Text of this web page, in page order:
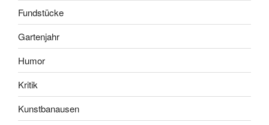
Fundstücke
Gartenjahr
Humor
Kritik
Kunstbanausen